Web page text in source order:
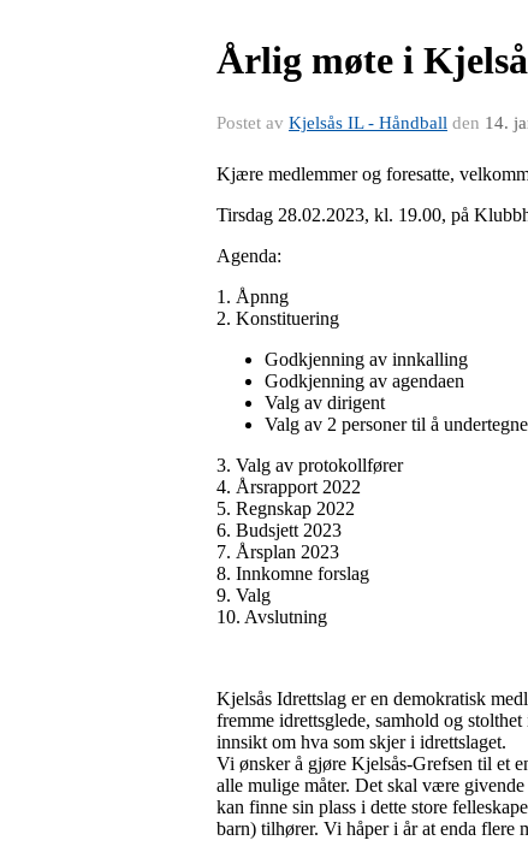
Årlig møte i
Postet av Kjelsås IL - Håndball den 14.
Kjære medlemmer og foresatte,
Tirsdag 28.02.2023, kl. 19.00, på
Agenda:
1. Åpnng
2. Konstituering
Godkjenning av innkalling
Godkjenning av agendaen
Valg av dirigent
Valg av 2 personer til å
3. Valg av protokollfører
4. Årsrapport 2022
5. Regnskap 2022
6. Budsjett 2023
7. Årsplan 2023
8. Innkomne forslag
9. Valg
10. Avslutning
Kjelsås Idrettslag er en demokratisk
fremme idrettsglede, samhold og
innsikt om hva som skjer i idrettslaget.
Vi ønsker å gjøre Kjelsås-Grefsen til et
alle mulige måter. Det skal være
kan finne sin plass i dette store
barn) tilhører. Vi håper i år at enda flere